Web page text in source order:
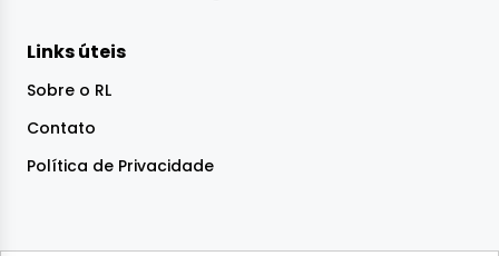
Links úteis
Sobre o RL
Contato
Política de Privacidade